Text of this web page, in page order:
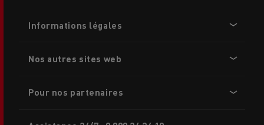
menu
Informations légales
Nos autres sites web
Pour nos partenaires